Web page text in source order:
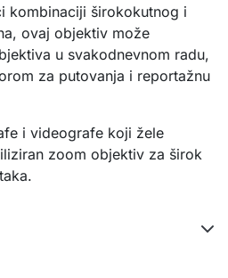
kombinaciji širokokutnog i
ovaj objektiv može
u svakodnevnom radu,
za putovanja i reportažnu
i videografe koji žele
zoom objektiv za širok